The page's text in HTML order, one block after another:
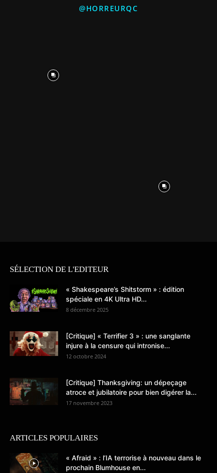
@HORREURQC
SÉLECTION DE L'EDITEUR
« Shakespeare’s Shitstorm » : édition
spéciale en 4K Ultra HD...
8 décembre 2025
[Critique] « Terrifier 3 » : une sanglante
injure à la censure qui intronise...
12 octobre 2024
[Critique] Thanksgiving: un dépeçage
atroce et jubilatoire pour bien digérer la...
17 novembre 2023
ARTICLES POPULAIRES
« Afraid » : l’IA terrorise à nouveau dans le
prochain Blumhouse en...